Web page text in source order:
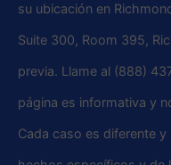
su ubicación en
Suite 300, Room 395,
previa. Llame al (888)
página es informativa y
Cada caso es diferente